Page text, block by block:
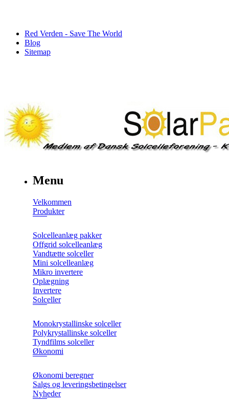
Red Verden - Save The World
Blog
Sitemap
Menu
Velkommen
Produkter
Solcelleanlæg pakker
Offgrid solcelleanlæg
Vandtætte solceller
Mini solcelleanlæg
Mikro invertere
Oplægning
Invertere
Solceller
Monokrystallinske solceller
Polykrystallinske solceller
Tyndfilms solceller
Økonomi
Økonomi beregner
Salgs og leveringsbetingelser
Nyheder